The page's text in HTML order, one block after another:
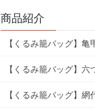
商品紹介
【くるみ籠バッグ】
【くるみ籠バッグ】六
【くるみ籠バッグ】網